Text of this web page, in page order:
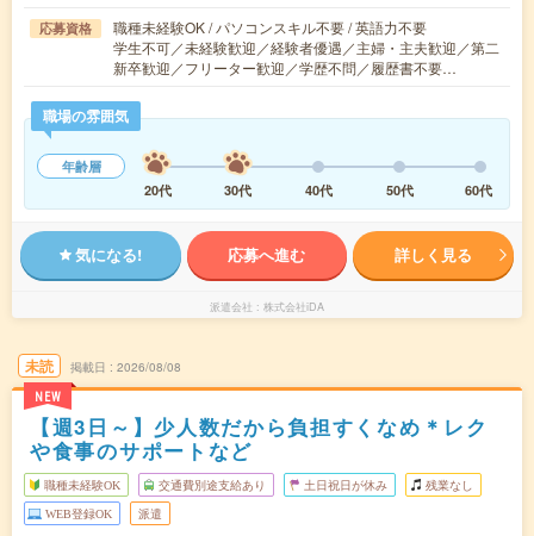
応募資格
職種未経験OK / パソコンスキル不要 / 英語力不要
学生不可／未経験歓迎／経験者優遇／主婦・主夫歓迎／第二
新卒歓迎／フリーター歓迎／学歴不問／履歴書不要…
職場の雰囲気
年齢層
20代
30代 40代 50代 60代
気になる! 応募へ進む 詳しく見る
派遣会社 株式会社iDA
未読
NEW
掲載日 2026/08/08
【週3日～】少人数だから負担すくなめ＊レク
や食事のサポートなど
職種未経験OK 交通費別途支給あり 土日祝日が休み 残業なし
WEB登録OK 派遣